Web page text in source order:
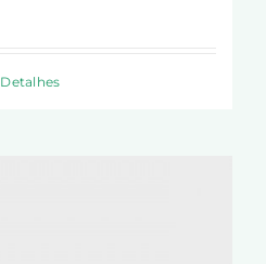
Detalhes